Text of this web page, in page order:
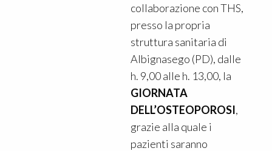
collaborazione con THS,
presso la propria
struttura sanitaria di
Albignasego (PD), dalle
h. 9,00 alle h. 13,00, la
GIORNATA
DELL’OSTEOPOROSI,
grazie alla quale i
pazienti saranno